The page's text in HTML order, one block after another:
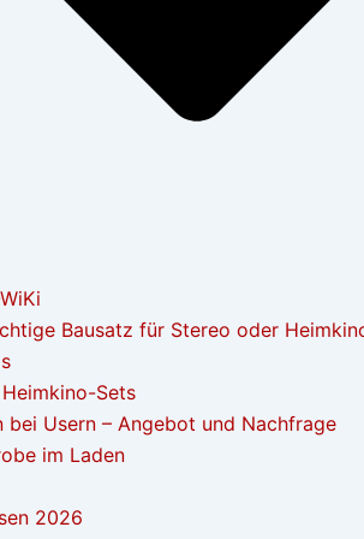
Bausatz für Stereo oder
Heimkino-Sets
bei Usern – Angebot und Nachfrage
im Laden
2026